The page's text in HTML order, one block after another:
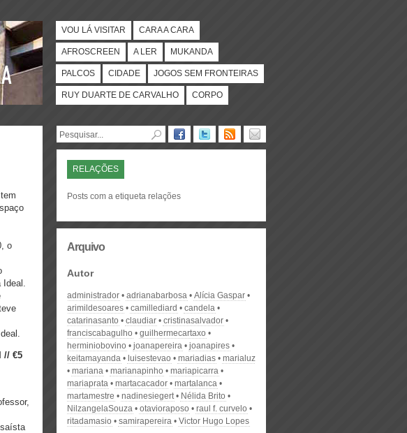
VOU LÁ VISITAR CARA A CARA
AFROSCREEN A LER MUKANDA
PALCOS CIDADE JOGOS SEM FRONTEIRAS
RUY DUARTE DE CARVALHO CORPO
o
Ideal​.
// €5
RELAÇÕES
Posts com a etiqueta relações
Arquivo
Autor
administrador adrianabarbosa
Alícia Gaspar
arimildesoares
camillediard
candela
catarinasanto
claudiar
cristinasalvador
franciscabagulho
guilhermecartaxo
herminiobovino
joanapereira
joanapires
keitamayanda
luisestevao mariadias
marialuz
mariana
marianapinho
mariapicarra
mariaprata
martacacador
martalanca
martamestre
nadinesiegert
Nélida Brito
NilzangelaSouza
otavioraposo
raul f. curvelo
ritadamasio
samirapereira Victor Hugo Lopes